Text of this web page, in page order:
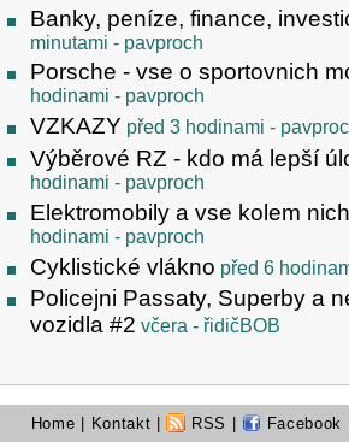
Banky, peníze, finance,
minutami - pavproch
Porsche - vse o sportovnich
hodinami - pavproch
VZKAZY před 3 hodinami -
Výběrové RZ - kdo má lepší
hodinami - pavproch
Elektromobily a vse kolem nich
hodinami - pavproch
Cyklistické vlákno před 6
Policejni Passaty, Superby a
vozidla #2 včera - řidičBOB
Home Kontakt RSS Facebook